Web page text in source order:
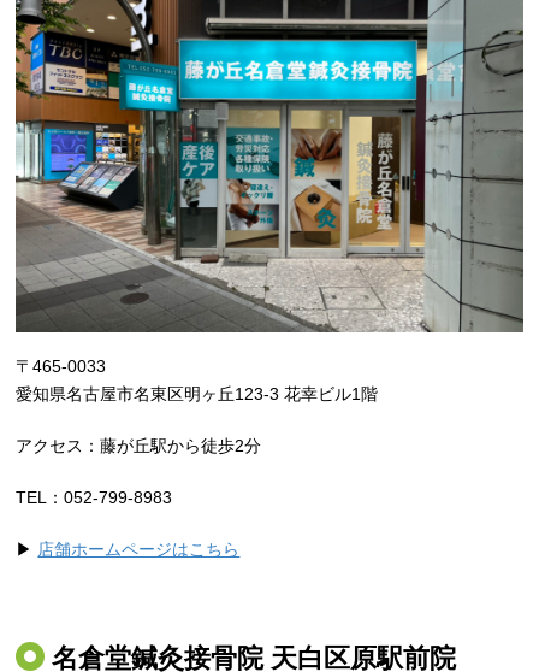
〒465-0033
愛知県名古屋市名東区明ヶ丘123-3 花幸ビル1階
アクセス：藤が丘駅から徒歩2分
TEL：052-799-8983
▶ 店舗ホームページはこちら
名倉堂鍼灸接骨院 天白区原駅前院